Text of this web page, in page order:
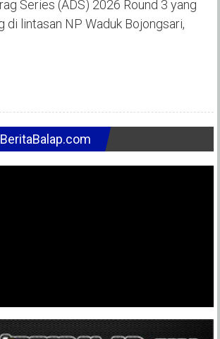
Series (ADS) 2026 Round 3 yang
di lintasan NP Waduk Bojongsari,